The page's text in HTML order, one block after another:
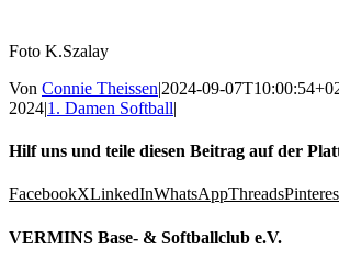
Foto K.Szalay
Von Connie Theissen|2024-09-
2024|1. Damen Softball|
Hilf uns und teile diesen Beitrag auf der
FacebookXLinkedInWhatsAppThreads
VERMINS Base- & Softballclub e.V.